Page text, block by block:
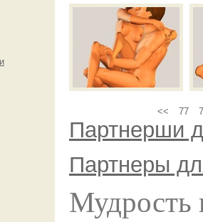
<< 77
Партнерши
Партнеры
Мудрость